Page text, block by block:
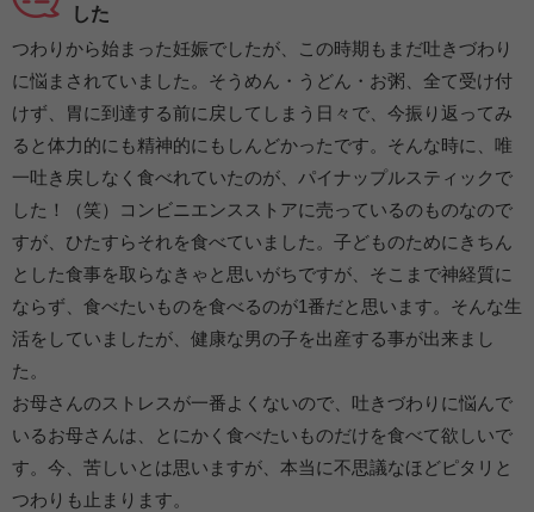
した
つわりから始まった妊娠でしたが、この時期もまだ吐きづわり
に悩まされていました。そうめん・うどん・お粥、全て受け付
けず、胃に到達する前に戻してしまう日々で、今振り返ってみ
ると体力的にも精神的にもしんどかったです。そんな時に、唯
一吐き戻しなく食べれていたのが、パイナップルスティックで
した！（笑）コンビニエンスストアに売っているのものなので
すが、ひたすらそれを食べていました。子どものためにきちん
とした食事を取らなきゃと思いがちですが、そこまで神経質に
ならず、食べたいものを食べるのが1番だと思います。そんな生
活をしていましたが、健康な男の子を出産する事が出来まし
た。
お母さんのストレスが一番よくないので、吐きづわりに悩んで
いるお母さんは、とにかく食べたいものだけを食べて欲しいで
す。今、苦しいとは思いますが、本当に不思議なほどピタリと
つわりも止まります。